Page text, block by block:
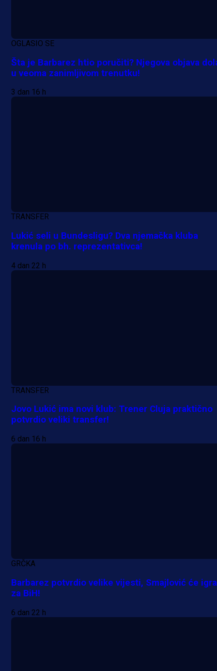
23 h 42 min
OGLASIO SE
Šta je Barbarez htio poručiti? Njegova objava
u veoma zanimljivom trenutku!
3 dan 16 h
TRANSFER
Lukić seli u Bundesligu? Dva njemačka kluba
krenula po bh. reprezentativca!
4 dan 22 h
TRANSFER
Jovo Lukić ima novi klub: Trener Cluja praktično
potvrdio veliki transfer!
6 dan 16 h
GRČKA
Barbarez potvrdio velike vijesti, Smajlović će
za BiH!
6 dan 22 h